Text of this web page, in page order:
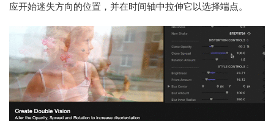
应开始迷失方向的位置，并在时间轴中拉伸它以选择端点。